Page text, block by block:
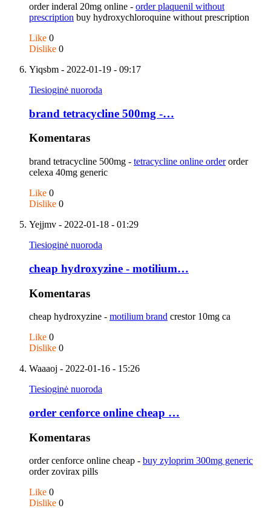
order inderal 20mg online - order plaquenil without
prescription buy hydroxychloroquine without prescription
Like 0
Dislike 0
Yiqsbm - 2022-01-19 - 09:17
Tiesioginė nuoroda
brand tetracycline 500mg -…
Komentaras
brand tetracycline 500mg - tetracycline online orderorder
celexa 40mg generic
Like 0
Dislike 0
Yejjmv - 2022-01-18 - 01:29
Tiesioginė nuoroda
cheap hydroxyzine - motilium…
Komentaras
cheap hydroxyzine - motilium brand crestor 10mg ca
Like 0
Dislike 0
Waaaoj - 2022-01-16 - 15:26
Tiesioginė nuoroda
order cenforce online cheap …
Komentaras
order cenforce online cheap - buy zyloprim 300mg generic
order zovirax pills
Like 0
Dislike 0